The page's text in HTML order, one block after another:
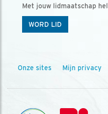
Met jouw lidmaatschap
WORD LID
Onze sites Mijn privacy